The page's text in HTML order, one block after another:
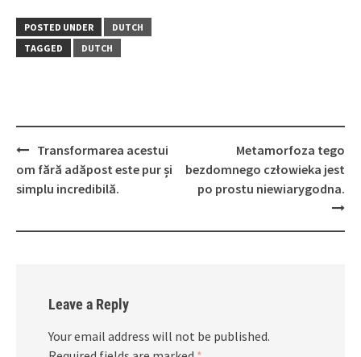
POSTED UNDER
DUTCH
TAGGED
DUTCH
Post
navigation
Transformarea acestui
om fără adăpost este pur și
simplu incredibilă.
Metamorfoza tego
bezdomnego człowieka jest
po prostu niewiarygodna.
Leave a Reply
Your email address will not be published.